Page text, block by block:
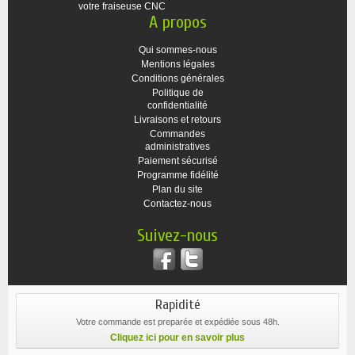
votre fraiseuse CNC
A propos
Qui sommes-nous
Mentions légales
Conditions générales
Politique de
confidentialité
Livraisons et retours
Commandes
administratives
Paiement sécurisé
Programme fidélité
Plan du site
Contactez-nous
Suivez-nous
Rapidité
Votre commande est preparée et expédiée sous 48h.
Cliquez ici pour en savoir plus